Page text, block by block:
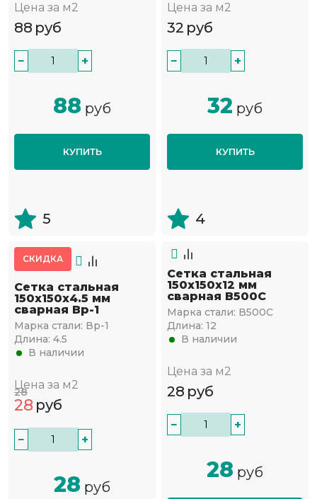
Цена за м2
88 руб
− +
88 руб
КУПИТЬ
5
Цена за м2
32 руб
− +
32 руб
КУПИТЬ
4
СКИДКА
Сетка стальная
150х150х4.5 мм
сварная Вр-1
Марка стали: Вр-1
Длина: 4.5
В наличии
Цена за м2
28
28 руб
− +
28 руб
Сетка стальная
150х150х12 мм
сварная В500С
Марка стали: В500С
Длина: 12
В наличии
Цена за м2
28 руб
− +
28 руб